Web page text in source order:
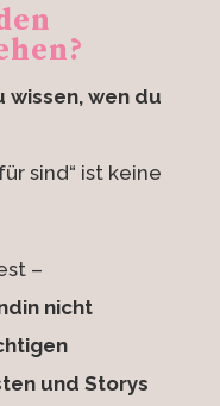
wissen, wen du
sind“ ist keine
–
nicht
und Storys